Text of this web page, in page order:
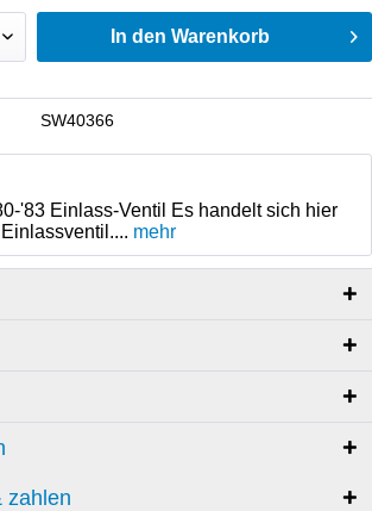
In den Warenkorb
SW40366
'83 Einlass-Ventil Es handelt sich hier
mehr
zahlen